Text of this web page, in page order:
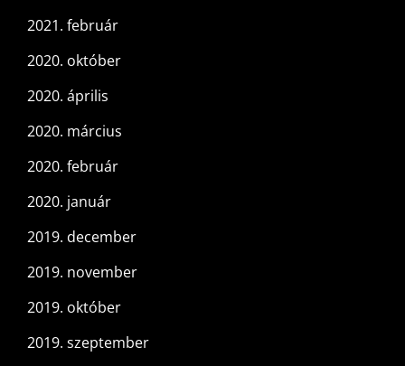
2021. február
2020. október
2020. április
2020. március
2020. február
2020. január
2019. december
2019. november
2019. október
2019. szeptember